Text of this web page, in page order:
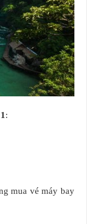
:
mua vé máy bay